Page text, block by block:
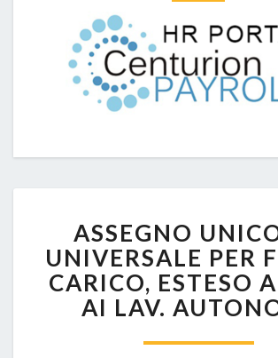
UNICO
ED
PER
FIGLI
CARICO,
ASSEGNO
UNIVERSALE PER
CARICO, ESTESO
AI LAV.